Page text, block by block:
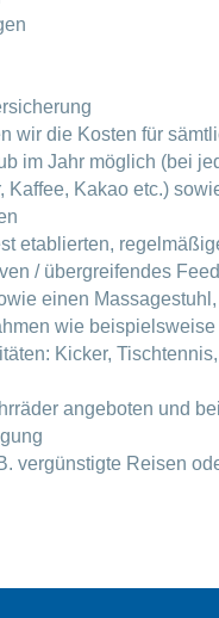
wir die Kosten für
im Jahr möglich (bei
Kaffee, Kakao etc.)
etablierten,
/ übergreifendes
einen
wie
Kicker,
angeboten und
vergünstigte Reisen